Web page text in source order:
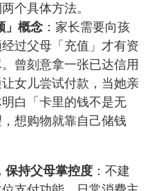
个具体方法。
」概念 ：家长需要向孩
过父母「充值」才有资
曾刻意拿一张已达信用
女儿尝试付款，当她亲
白「卡里的钱不是无
想购物就靠自己储钱
保持父母掌控度 ：不建